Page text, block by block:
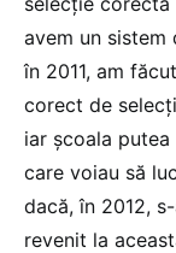
avem un sistem
în 2011, am
corect de
iar școala
care voiau să
dacă, în 2012,
revenit la